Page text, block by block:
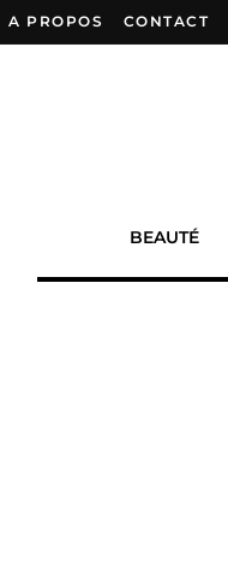
A PROPOS CONTACT
BEAUTÉ